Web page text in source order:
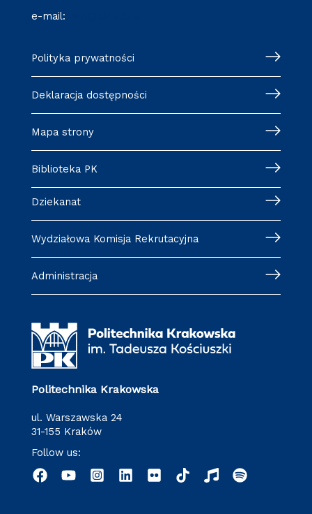
e-mail:
Polityka prywatności
Deklaracja dostępności
Mapa strony
Biblioteka PK
Dziekanat
Wydziałowa Komisja Rekrutacyjna
Administracja
Politechnika Krakowska
ul. Warszawska 24
31-155 Kraków
Follow us: